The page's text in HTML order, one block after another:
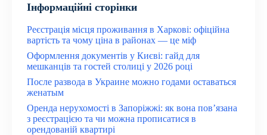
Інформаційні сторінки
Реєстрація місця проживання в Харкові: офіційна
вартість та чому ціна в районах — це міф
Оформлення документів у Києві: гайд для
мешканців та гостей столиці у 2026 році
После развода в Украине можно годами оставаться
женатым
Оренда нерухомості в Запоріжжі: як вона пов’язана
з реєстрацією та чи можна прописатися в
орендованій квартирі